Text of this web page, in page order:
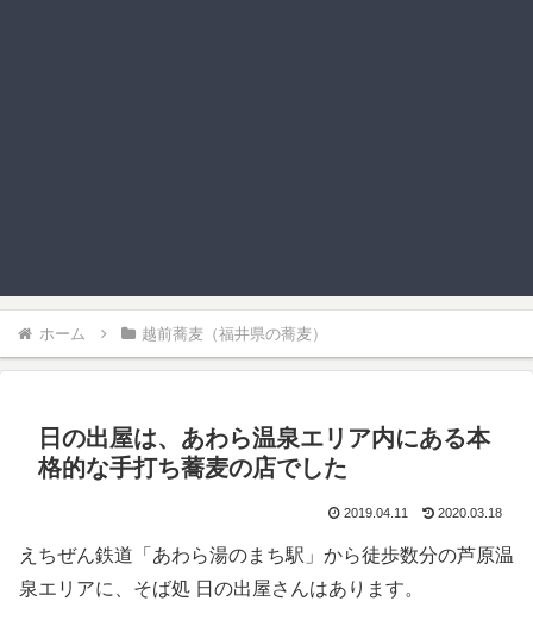
ホーム 越前蕎麦（福井県の蕎麦）
日の出屋は、あわら温泉エリア内にある本
格的な手打ち蕎麦の店でした
2019.04.11 2020.03.18
えちぜん鉄道「あわら湯のまち駅」から徒歩数分の芦原温
泉エリアに、そば処 日の出屋さんはあります。